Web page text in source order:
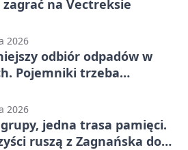
na Vectreksie
2026
odbiór odpadów w
Pojemniki trzeba
2026
jedna trasa pamięci.
ruszą z Zagnańska do